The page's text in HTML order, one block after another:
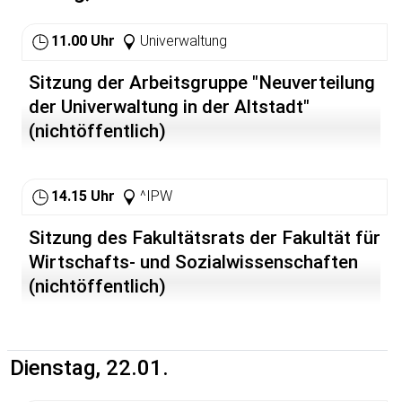
hinweg kommt man schnell und unkompliziert
miteinander ins Gespräch. Studien- und
Tipps weitergegeben werden. Bei jeden Frühstück wird
ein anderes Land bzw. eine Region aus Deutschland
vorgestellt. Für Brot, Butter, Marmelade, Kaffee und Tee
ist gesorgt - den Teilnehmenden entstehen keine Kosten
11.00 Uhr Univerwaltung
Sitzung der Arbeitsgruppe "Neuverteilung
der Univerwaltung in der Altstadt"
(nichtöffentlich)
14.15 Uhr ^IPW
Sitzung des Fakultätsrats der Fakultät für
Wirtschafts- und Sozialwissenschaften
(nichtöffentlich)
Dienstag, 22.01.